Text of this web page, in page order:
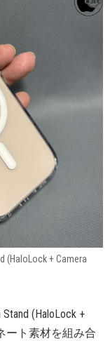
(HaloLock + Camera
Stand (HaloLock +
ート素材を組み合